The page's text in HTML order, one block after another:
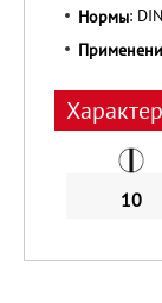
Нормы:
10